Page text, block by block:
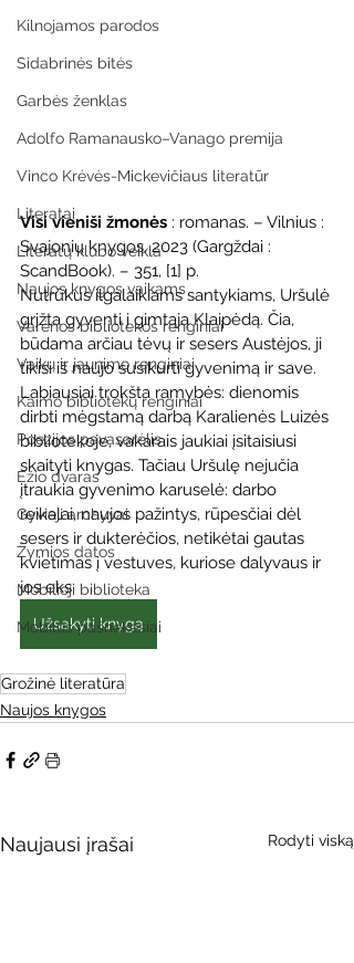
Kilnojamos parodos
Sidabrinės bitės
Garbės ženklas
Adolfo Ramanausko–Vanago premija
Vinco Krėvės-Mickevičiaus literatūr
Literatai
Literatų klubo veikla
Naujos knygos vaikams
Varėnos bibliotekos renginiai
Vaikų ir jaunimo renginiai
Kaimo bibliotekų renginiai
Poezijos pavasarėlis
Ežio dvaras
Gyvieji archyvai
Žymios datos
Mobilioji biblioteka
Mobilūs pašnekesiai
Visi vieniši žmonės : romanas. – Vilnius :
Svajonių knygos, 2023 (Gargždai :
ScandBook). – 351, [1] p.
Nutrūkus ilgalaikiams santykiams, Uršulė
grįžta gyventi į gimtąją Klaipėdą. Čia,
būdama arčiau tėvų ir sesers Austėjos, ji
tikisi iš naujo susikurti gyvenimą ir save.
Labiausiai trokšta ramybės: dienomis
dirbti mėgstamą darbą Karalienės Luizės
bibliotekoje, vakarais jaukiai įsitaisiusi
skaityti knygas. Tačiau Uršulę nejučia
įtraukia gyvenimo karuselė: darbo
reikalai, naujos pažintys, rūpesčiai dėl
sesers ir dukterėčios, netikėtai gautas
kvietimas į vestuves, kuriose dalyvaus ir
jos eks.
Užsakyti knygą
Grožinė literatūra
Naujos knygos
Naujausi įrašai Rodyti viską